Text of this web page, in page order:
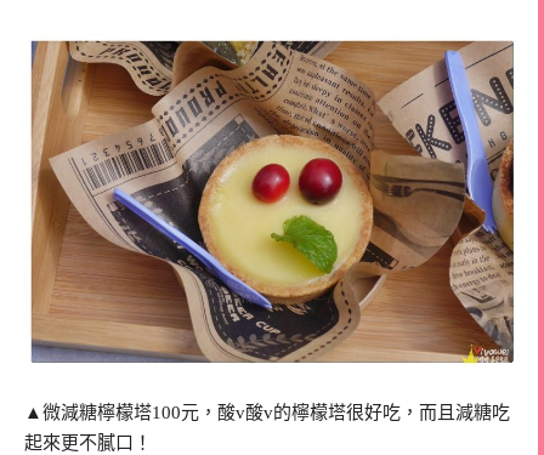
▲微減糖檸檬塔100元，酸v酸v的檸檬塔很好吃，而且減糖吃
起來更不膩口！